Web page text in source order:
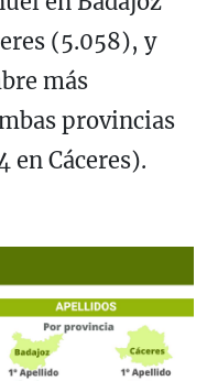
(5.058), y
más
provincias
en Cáceres).